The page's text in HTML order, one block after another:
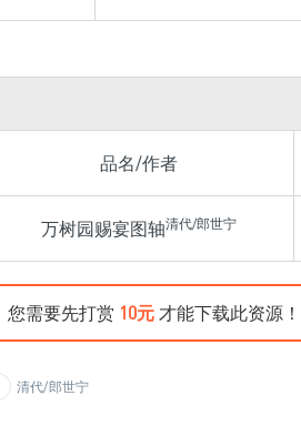
品名/作者
万树园赐宴图轴清代/郎世宁
您需要先打赏 10元 才能下载此资源！
清代/郎世宁